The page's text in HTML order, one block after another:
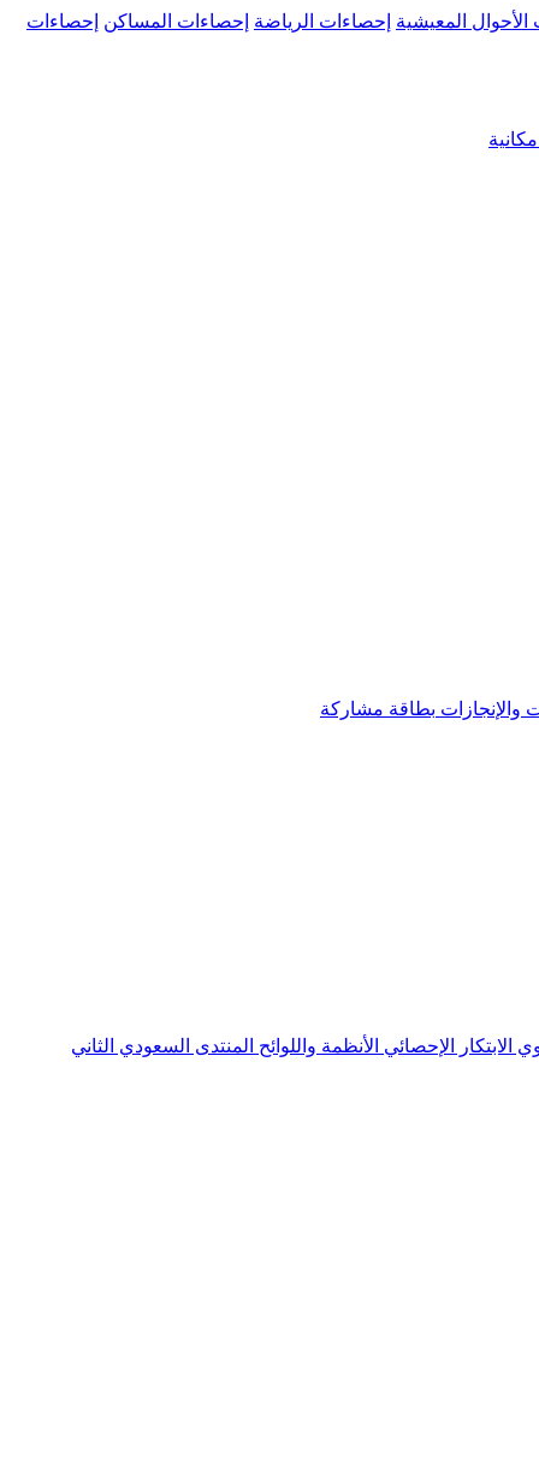
الأحوال المعيشية إحصاءات الرياضة إحصاءات المساكن إحصاءات
والإنجازات بطاقة مشاركة
الابتكار الإحصائي الأنظمة واللوائح المنتدى السعودي الثاني